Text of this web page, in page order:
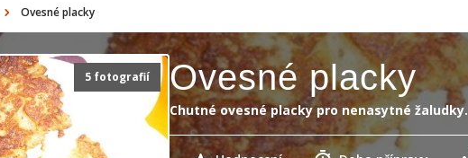
Ovesné placky
5 fotografií Ovesné placky
Chutné ovesné placky pro nenasytné žaludky.